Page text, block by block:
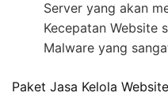
Server yang akan
Kecepatan Website
Malware yang
Paket Jasa Kelola